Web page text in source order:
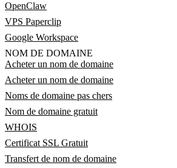
OpenClaw
VPS Paperclip
Google Workspace
NOM DE DOMAINE
Acheter un nom de domaine
Acheter un nom de domaine
Noms de domaine pas chers
Nom de domaine gratuit
WHOIS
Certificat SSL Gratuit
Transfert de nom de domaine